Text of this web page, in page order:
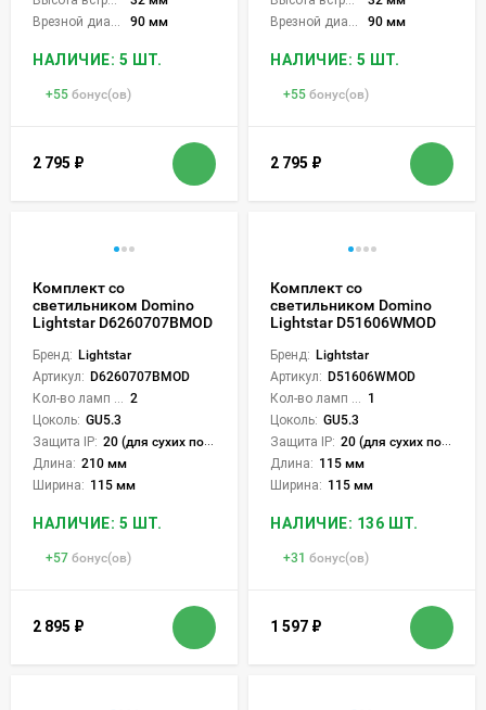
90 мм
НАЛИЧИЕ: 5 ШТ.
+55 бонус(ов)
2 795 ₽
90 мм
НАЛИЧИЕ: 5 ШТ.
+55 бонус(ов)
2 795 ₽
Комплект со
светильником Domino
Lightstar D6260707BMOD
Бренд: Lightstar
Артикул: D6260707BMOD
2
Цоколь: GU5.3
Защита IP: 20 (для сухих пом.)
Длина: 210 мм
Ширина: 115 мм
НАЛИЧИЕ: 5 ШТ.
+57 бонус(ов)
2 895 ₽
Комплект со
светильником Domino
Lightstar D51606WMOD
Бренд: Lightstar
Артикул: D51606WMOD
1
Цоколь: GU5.3
Защита IP: 20 (для сухих пом.)
Длина: 115 мм
Ширина: 115 мм
НАЛИЧИЕ: 136 ШТ.
+31 бонус(ов)
1 597 ₽